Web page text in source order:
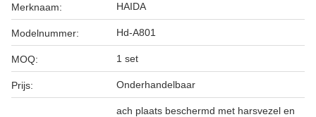
Merknaam: HAIDA
Modelnummer: Hd-A801
MOQ: 1 set
Prijs: Onderhandelbaar
ach plaats beschermd met harsvezel en